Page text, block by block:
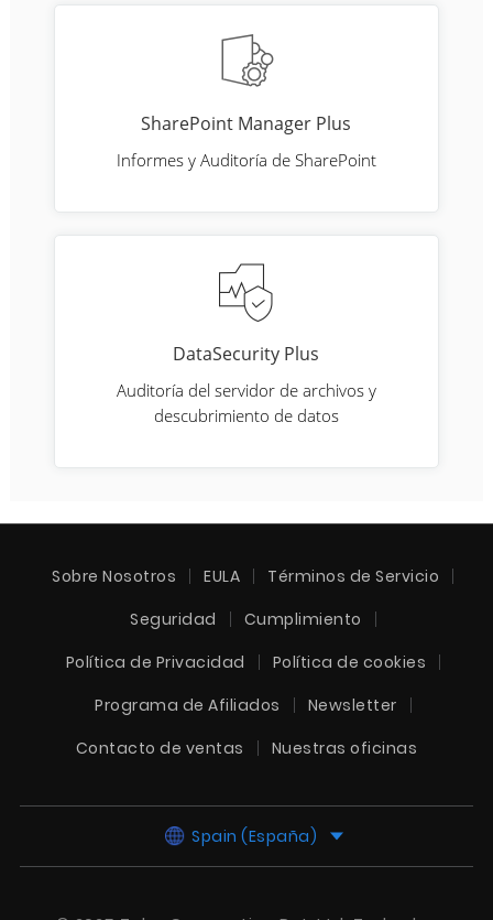
SharePoint Manager Plus
Informes y Auditoría de SharePoint
DataSecurity Plus
Auditoría del servidor de archivos y
descubrimiento de datos
Sobre Nosotros EULA
Términos de Servicio
Seguridad
Cumplimiento
Política de Privacidad
Política de cookies
Programa de Afiliados
Newsletter
Contacto de ventas
Nuestras oficinas
Spain (España)